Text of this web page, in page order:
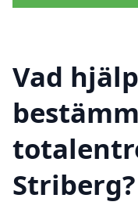
Vad
Striberg?